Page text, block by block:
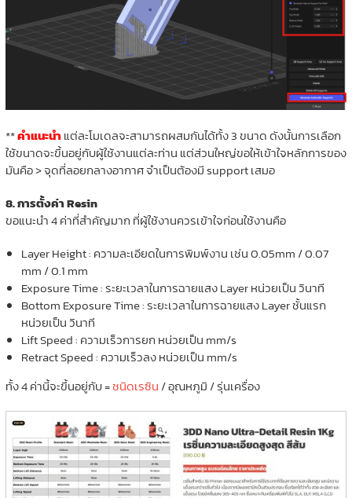
**คำแนะนำ แต่ละโมเดลจะสามารถผสมกันได้ทั้ง 3 ขนาด ดังนั้นการเลือก
ใช้ขนาดจะขึ้นอยู่กับผู้ใช้งานแต่ละท่าน แต่ส่วนใหญ่ขอให้เข้าใจหลักการของ
มันคือ > จุดที่ลอยกลางอากาศ จำเป็นต้องมี support เสมอ
8. การตั้งค่า Resin
ขอแนะนำ 4 ค่าที่สำคัญมาก ที่ผู้ใช้งานควรเข้าใจก่อนใช้งานคือ
Layer Height : ความละเอียดในการพิมพ์งาน เช่น 0.05mm / 0.07
mm / 0.1 mm
Exposure Time : ระยะเวลาในการฉายแสง Layer หน่วยเป็น วินาที
Bottom Exposure Time : ระยะเวลาในการฉายแสง Layer ชั้นแรก
หน่วยเป็น วินาที
Lift Speed : ความเร็วการยก หน่วยเป็น mm/s
Retract Speed : ความเร็วลง หน่วยเป็น mm/s
ทั้ง 4 ค่านี้จะขึ้นอยู่กับ =ชนิดเรซิน / อุณหภูมิ / รุ่นเครื่อง